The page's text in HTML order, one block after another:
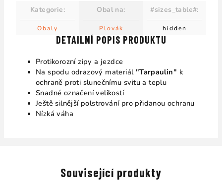
DETAILNÍ POPIS PRODUKTU
Protikorozní zipy a jezdce
Na spodu odrazový materiál "Tarpaulin" k
ochraně proti slunečnímu svitu a teplu
Snadné označení velikostí
Ještě silnější polstrování pro přidanou ochranu
Nízká váha
Kategorie:
Obaly
Obal na:
Plovák
#sizes_table#:
hidden
Související produkty